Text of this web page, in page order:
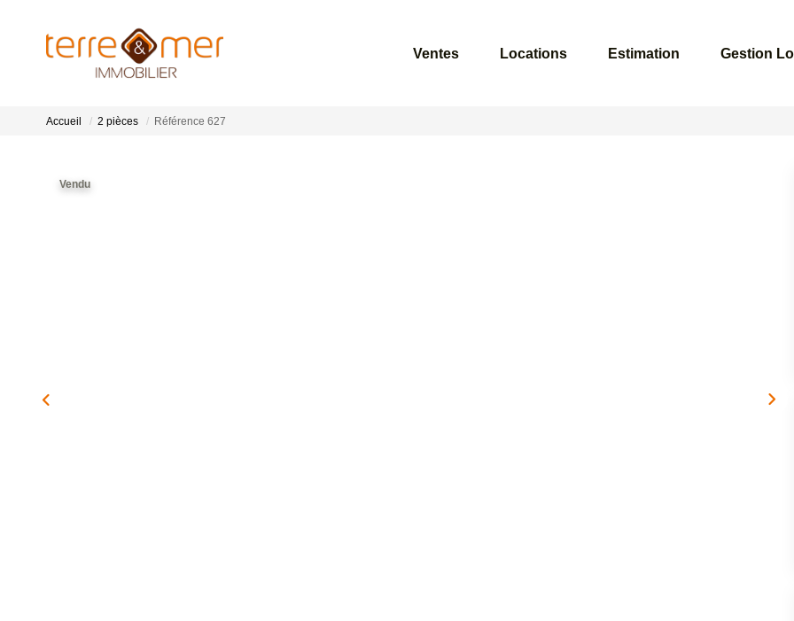
Ventes Locations Estimation Gestion
Accueil 2 pièces Référence 627
Vendu